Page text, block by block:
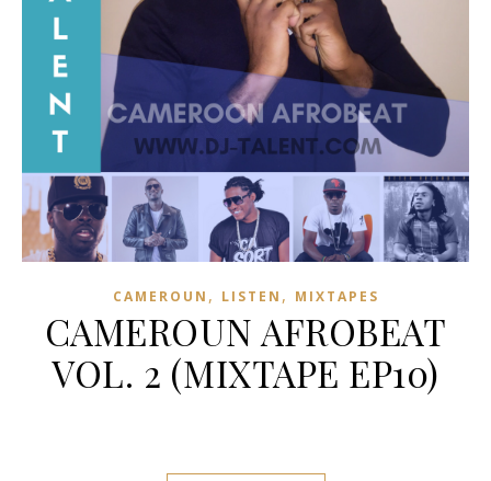
CAMEROUN , LISTEN , MIXTAPES
CAMEROUN AFROBEAT
VOL. 2 (MIXTAPE EP10)